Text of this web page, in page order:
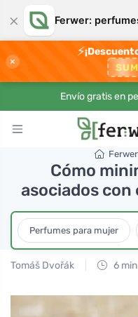
× Ferwer:
×
⚡
Envío gratis en
Ferwer
Cómo
asociados
Perfumes para mujer
Tomáš Dvořák 6 min